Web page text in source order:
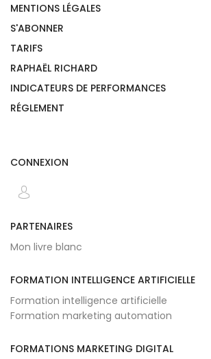
MENTIONS LÉGALES
S'ABONNER
TARIFS
RAPHAËL RICHARD
INDICATEURS DE PERFORMANCES
RÉGLEMENT
CONNEXION
PARTENAIRES
Mon livre blanc
FORMATION INTELLIGENCE ARTIFICIELLE
Formation intelligence artificielle
Formation marketing automation
FORMATIONS MARKETING DIGITAL